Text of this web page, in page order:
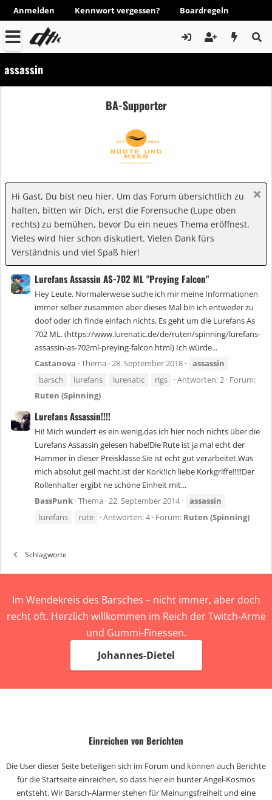
Anmelden Kennwort vergessen? Boardregeln
assassin
BA-Supporter
Hi Gast, Du bist neu hier. Um das Forum übersichtlich zu
halten, bitten wir Dich, erst die Forensuche (Lupe oben
rechts) zu bemühen, bevor Du ein neues Thema eröffnest.
Vieles wird hier schon diskutiert. Vielen Dank fürs
Verständnis und viel Spaß hier!
Lurefans Assassin AS-702 ML "Preying Falcon"
Hey Leute. Normalerweise suche ich mir meine Informationen
immer selber zusammen aber dieses Mal bin ich entweder zu
doof oder ich finde einfach nichts. Es geht um die Lurefans As
702 ML. (https://www.lurenatic.de/de/ruten/spinning/lurefans-
assassin-as-702ml-preying-falcon.html) Ich würde...
Castanova Thema 28. September 2018
assassin
barsch
lurefans lurenatic rigs Antworten: 2 Forum:
Ruten (Spinning)
Lurefans Assassin!!!!
Hi! Mich wundert es ein wenig,das ich hier noch nichts über die
Lurefans Assassin gelesen habe!Die Rute ist ja mal echt der
Hammer in dieser Preisklasse.Sie ist echt gut verarbeitet.Was
mich absolut geil macht,ist der Kork!Ich liebe Korkgriffe!!!!!Der
Rollenhalter ergibt ne schöne Einheit mit...
BassPunk Thema 22. September 2014
assassin
lurefans
rute Antworten: 4 Forum: Ruten (Spinning)
Schlagworte
Im Wendekreis des Barsches – nicht immer, aber doch
recht oft. Herzlich willkommen im Reich der Twitch-Arme
und Gummi-Finessen.
Johannes-Dietel
Einreichen von Berichten
Die User dieser Seite beteiligen sich im Forum und können auch Berichte
für die Startseite einreichen, so dass hier ein bunter Angel-Kosmos
entsteht. Wir Barsch-Alarmer stehen für Meinungsfreiheit und eine